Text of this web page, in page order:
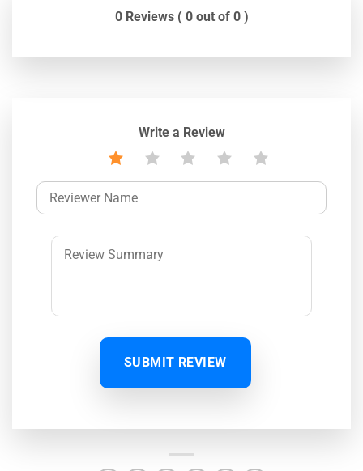
0 Reviews ( 0 out of 0 )
Write a Review
SUBMIT REVIEW